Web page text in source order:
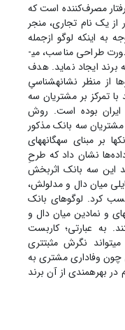
مصرف‌کننده است که
از یک نام تجاری، منجر
به اینکه لوگو ازجمله
دارایی­های ارزشمند یک برند است، در صورت طراحی مناسب، می­
برند ایجاد نماید. هدف
از منظر نشانه­شناسیِ
تمرکز بر مشتریان سه
بوده است. روش
سه بانک مذکور
بانک­ها بر مبنای سه­گانه­های
نشان داد که طرحِ
این سه بانک اثربخش
میان دال و مدلولش،
کرد. لوگوهای بانک
و نمادین میان دال و
به عبارتی؛ کاربست
نگرش مثبت­تری
چون وفاداری مشتری به
در بهره­مندی از آن برند